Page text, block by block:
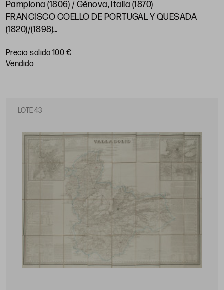
Pamplona (1806) / Génova, Italia (1870)
FRANCISCO COELLO DE PORTUGAL Y QUESADA
(1820)/(1898)
112 x 82 cm
Precio salida 100 €
vendido
LOTE 43